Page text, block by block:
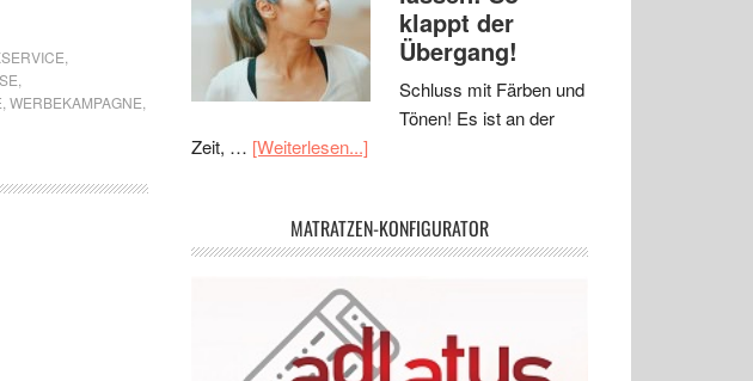
WERBEKAMPAGNE
klappt der
Übergang!
Schluss mit Färben und
Tönen! Es ist an der
Zeit, … [Weiterlesen...]
MATRATZEN-KONFIGURATOR